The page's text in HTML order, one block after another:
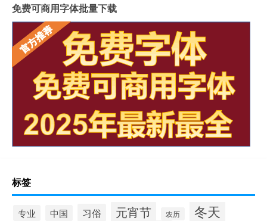
免费可商用字体批量下载
标签
专业 中国 习俗 元宵节 农历 冬天